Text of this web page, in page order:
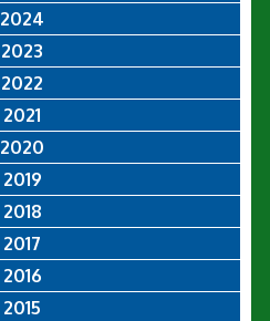
2024
2023
2022
2021
2020
2019
2018
2017
2016
2015